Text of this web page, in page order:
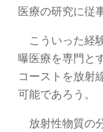
医療の研究に従
こういった経
曝医療を専門と
コーストを放射
可能であろう。
放射性物質の